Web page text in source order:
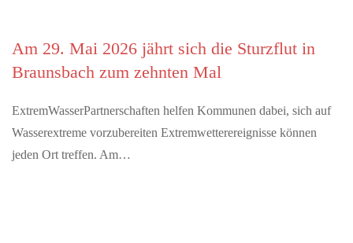
Am 29. Mai 2026 jährt sich die Sturzflut in
Braunsbach zum zehnten Mal
ExtremWasserPartnerschaften helfen Kommunen dabei, sich auf
Wasserextreme vorzubereiten Extremwetterereignisse können
jeden Ort treffen. Am…